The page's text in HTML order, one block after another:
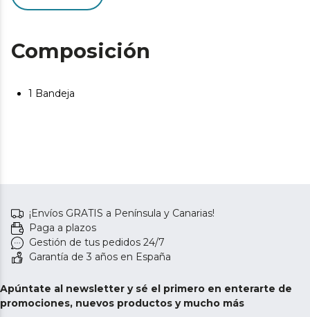
Composición
1 Bandeja
¡Envíos GRATIS a Península y Canarias!
Paga a plazos
Gestión de tus pedidos 24/7
Garantía de 3 años en España
Apúntate al newsletter y sé el primero en enterarte de
promociones, nuevos productos y mucho más